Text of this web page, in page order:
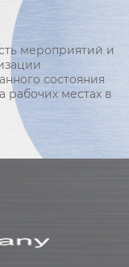
мероприятий и
состояния
местах в